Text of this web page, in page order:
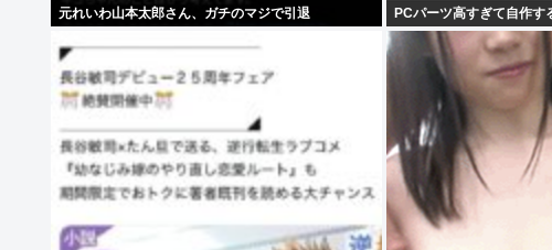
元れいわ山本太郎さん、ガチのマジで引退 PCパーツ高すぎて自作す